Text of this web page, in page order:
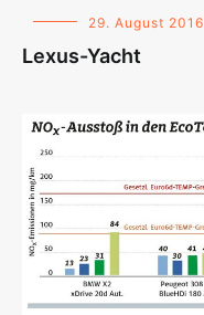
29. August 2016
Lexus-Yacht